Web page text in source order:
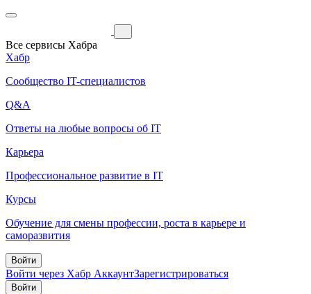
Все сервисы Хабра
Хабр
Сообщество IT-специалистов
Q&A
Ответы на любые вопросы об IT
Карьера
Профессиональное развитие в IT
Курсы
Обучение для смены профессии, роста в карьере и
саморазвития
Войти
Войти через Хабр АккаунтЗарегистрироваться
Войти